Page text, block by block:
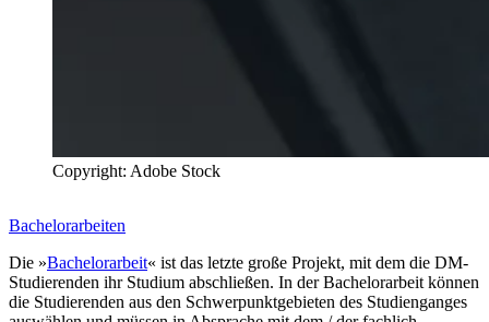
Copyright: Adobe Stock
Bachelorarbeiten
Die »Bachelorarbeit« ist das letzte große Projekt, mit dem die DM-
Studierenden ihr Studium abschließen. In der Bachelorarbeit können
die Studierenden aus den Schwerpunktgebieten des Studienganges